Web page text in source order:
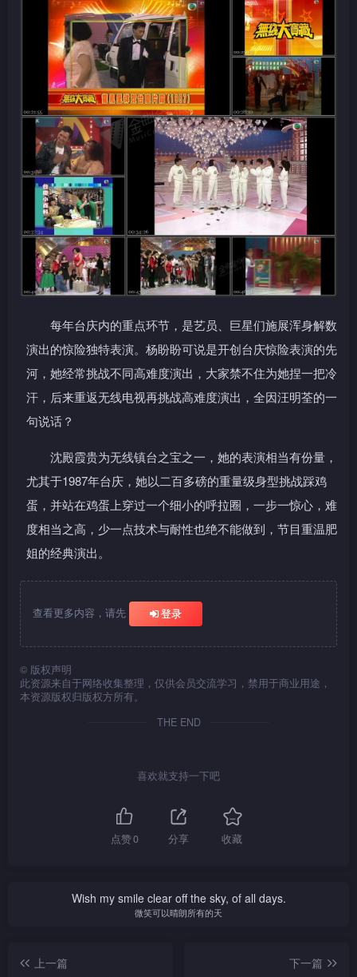
每年台庆内的重点环节，是艺员、巨星们施展浑身解数
演出的惊险独特表演。杨盼盼可说是开创台庆惊险表演的先
河，她经常挑战不同高难度演出，大家禁不住为她捏一把冷
汗，后来重返无线电视再挑战高难度演出，全因汪明荃的一
句说话？
沈殿霞贵为无线镇台之宝之一，她的表演相当有份量，
尤其于1987年台庆，她以二百多磅的重量级身型挑战踩鸡
蛋，并站在鸡蛋上穿过一个细小的呼拉圈，一步一惊心，难
度相当之高，少一点技术与耐性也绝不能做到，节目重温肥
姐的经典演出。
查看更多内容，请先 登录
© 版权声明
此资源来自于网络收集整理，仅供会员交流学习，禁用于商业用途，
本资源版权归版权方所有。
THE END
喜欢就支持一下吧
点赞0 分享 收藏
Wish my smile clear off the sky, of all days.
微笑可以晴朗所有的天
上一篇
下一篇